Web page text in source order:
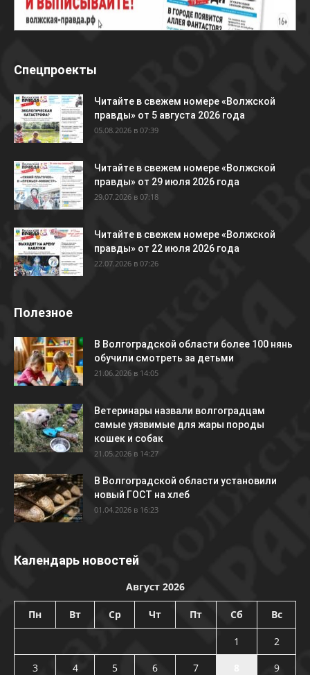
Спецпроекты
Читайте в свежем номере «Волжской
правды» от 5 августа 2026 года
05.08.2026 в 07:39
Читайте в свежем номере «Волжской
правды» от 29 июля 2026 года
29.07.2026 в 07:18
Читайте в свежем номере «Волжской
правды» от 22 июля 2026 года
22.07.2026 в 07:26
Полезное
В Волгоградской области более 100 нянь
обучили смотреть за детьми
21.06.2026 в 14:05
Ветеринары назвали волгоградцам
самые уязвимые для жары породы
кошек и собак
21.05.2026 в 14:27
В Волгоградской области установили
новый ГОСТ на хлеб
01.04.2026 в 16:23
Календарь новостей
Август 2026
Пн Вт Ср Чт Пт Сб Вс
1
2
3
4 5 6 7
9